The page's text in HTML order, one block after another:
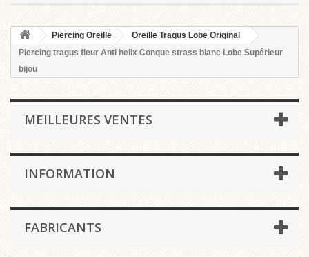
Piercing Oreille
Oreille Tragus Lobe Original
Piercing tragus fleur Anti helix Conque strass blanc Lobe Supérieur
bijou
MEILLEURES VENTES
INFORMATION
FABRICANTS